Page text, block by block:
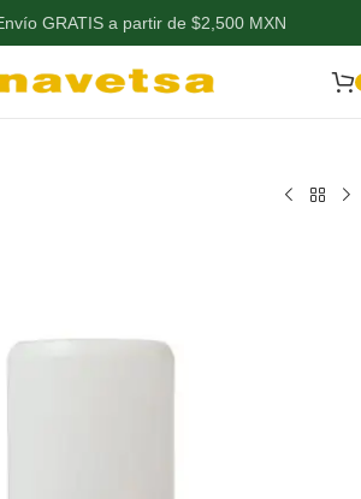
GRATIS a partir de $2,500 MXN